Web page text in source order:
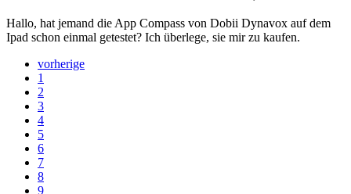
Hallo, hat jemand die App Compass von Dobii Dynavox auf dem
Ipad schon einmal getestet? Ich überlege, sie mir zu kaufen.
vorherige
1
2
3
4
5
6
7
8
9